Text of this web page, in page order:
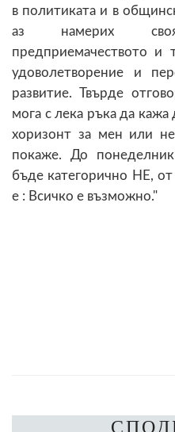
в политиката и в
аз намерих
предприемачеството и
удоволетворение и
развитие. Твърде
мога с лека ръка да
хоризонт за мен или
покаже. До
бъде категорично НЕ,
е : Всичко е възможно."